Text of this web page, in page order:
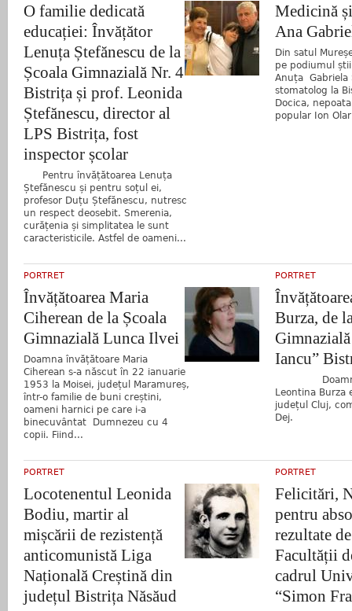
O familie dedicată
educației: Învățător
Lenuța Ștefănescu de la
Școala Gimnazială Nr. 4
Bistrița și prof. Leonida
Ștefănescu, director al
LPS Bistrița, fost
inspector școlar
Pentru învățătoarea Lenuța
Ștefănescu și pentru soțul ei,
profesor Duțu Ștefănescu, nutresc
un respect deosebit. Smerenia,
curățenia și simplitatea le sunt
caracteristicile. Astfel de oameni...
Medicină
Ana
Din satul
pe podiumul
Anuța Gabriela
stomatolog la
Docica,
popular Ion
PORTRET
Învățătoarea Maria
Ciherean de la Școala
Gimnazială Lunca Ilvei
Doamna învățătoare Maria
Ciherean s-a născut în 22 ianuarie
1953 la Moisei, județul Maramureș,
într-o familie de buni creștini,
oameni harnici pe care i-a
binecuvântat Dumnezeu cu 4
copii. Fiind...
PORTRET
Burza, de
Iancu”
Doamna
Leontina Burza
județul Cluj,
Dej.
PORTRET
Locotenentul Leonida
Bodiu, martir al
mișcării de rezistență
anticomunistă Liga
Națională Creștină din
județul Bistrița Năsăud
PORTRET
Felicitări,
pentru
rezultate
Facultății
cadrul
“Simon